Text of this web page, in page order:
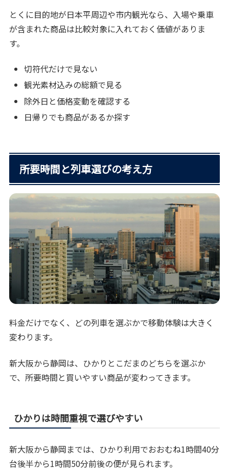
とくに目的地が日本平周辺や市内観光なら、入場や乗車
が含まれた商品は比較対象に入れておく価値がありま
す。
切符代だけで見ない
観光素材込みの総額で見る
除外日と価格変動を確認する
日帰りでも商品があるか探す
所要時間と列車選びの考え方
料金だけでなく、どの列車を選ぶかで移動体験は大きく
変わります。
新大阪から静岡は、ひかりとこだまのどちらを選ぶか
で、所要時間と買いやすい商品が変わってきます。
ひかりは時間重視で選びやすい
新大阪から静岡までは、ひかり利用でおおむね1時間40分
台後半から1時間50分前後の便が見られます。